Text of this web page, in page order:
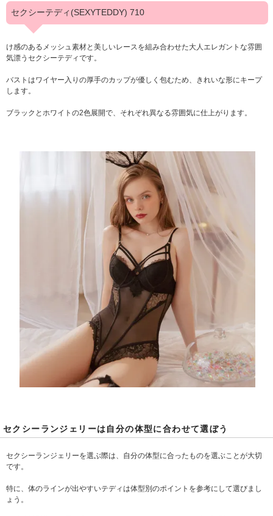
セクシーテディ(SEXYTEDDY) 710
け感のあるメッシュ素材と美しいレースを組み合わせた大人エレガントな雰囲
気漂うセクシーテディです。
バストはワイヤー入りの厚手のカップが優しく包むため、きれいな形にキープ
します。
ブラックとホワイトの2色展開で、それぞれ異なる雰囲気に仕上がります。
セクシーランジェリーは自分の体型に合わせて選ぼう
セクシーランジェリーを選ぶ際は、自分の体型に合ったものを選ぶことが大切
です。
特に、体のラインが出やすいテディは体型別のポイントを参考にして選びまし
ょう。